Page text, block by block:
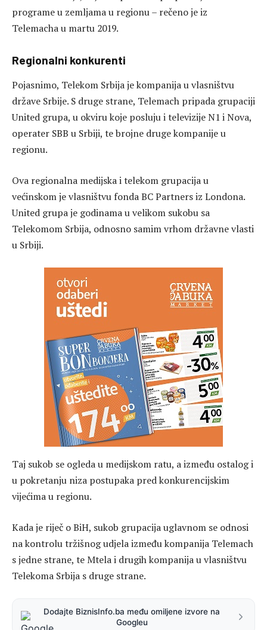
programe u zemljama u regionu – rečeno je iz
Telemacha u martu 2019.
Regionalni konkurenti
Pojasnimo, Telekom Srbija je kompanija u vlasništvu
države Srbije. S druge strane, Telemach pripada grupaciji
United grupa, u okviru koje posluju i televizije N1 i Nova,
operater SBB u Srbiji, te brojne druge kompanije u
regionu.
Ova regionalna medijska i telekom grupacija u
većinskom je vlasništvu fonda BC Partners iz Londona.
United grupa je godinama u velikom sukobu sa
Telekomom Srbija, odnosno samim vrhom državne vlasti
u Srbiji.
Taj sukob se ogleda u medijskom ratu, a između ostalog i
u pokretanju niza postupaka pred konkurencijskim
vijećima u regionu.
Kada je riječ o BiH, sukob grupacija uglavnom se odnosi
na kontrolu tržišnog udjela između kompanija Telemach
s jedne strane, te Mtela i drugih kompanija u vlasništvu
Telekoma Srbija s druge strane.
Dodajte BiznisInfo.ba među omiljene izvore na
Googleu